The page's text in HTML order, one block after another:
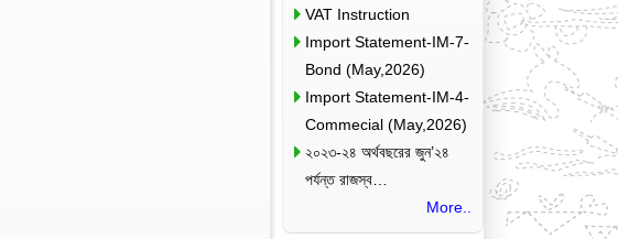
VAT Instruction
Import Statement-IM-7-
Bond (May,2026)
Import Statement-IM-4-
Commecial (May,2026)
২০২৩-২৪ অর্থবছরের জুন’২৪
পর্যন্ত রাজস্ব…
More..